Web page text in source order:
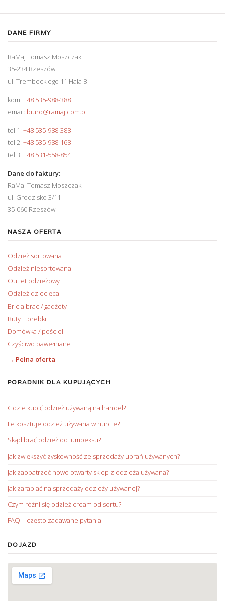
DANE FIRMY
RaMaj Tomasz Moszczak
35-234 Rzeszów
ul. Trembeckiego 11 Hala B
kom: +48 535-988-388
email: biuro@ramaj.com.pl
tel 1: +48 535-988-388
tel 2: +48 535-988-168
tel 3: +48 531-558-854
Dane do faktury:
RaMaj Tomasz Moszczak
ul. Grodzisko 3/11
35-060 Rzeszów
NASZA OFERTA
Odzież sortowana
Odzież niesortowana
Outlet odzieżowy
Odzież dziecięca
Bric a brac / gadżety
Buty i torebki
Domówka / pościel
Czyściwo bawełniane
→ Pełna oferta
PORADNIK DLA KUPUJĄCYCH
Gdzie kupić odzież używaną na handel?
Ile kosztuje odzież używana w hurcie?
Skąd brać odzież do lumpeksu?
Jak zwiększyć zyskowność ze sprzedaży ubrań używanych?
Jak zaopatrzeć nowo otwarty sklep z odzieżą używaną?
Jak zarabiać na sprzedaży odzieży używanej?
Czym różni się odzież cream od sortu?
FAQ – często zadawane pytania
DOJAZD